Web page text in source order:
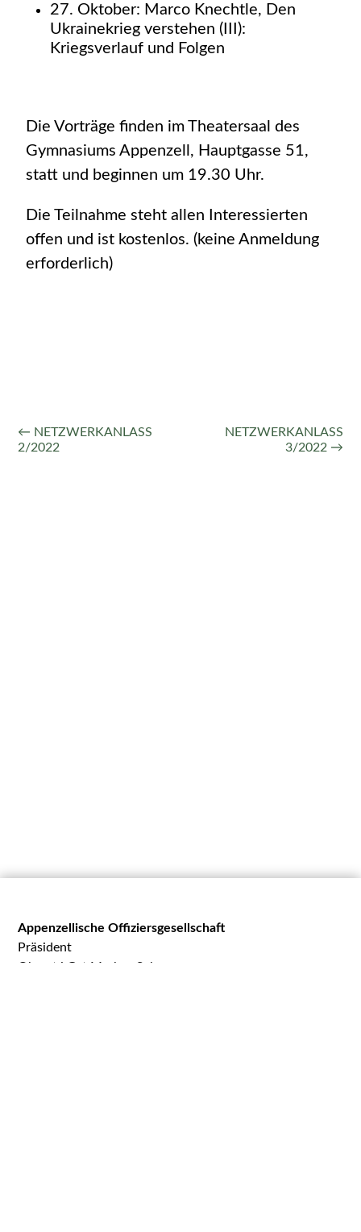
27. Oktober: Marco Knechtle, Den
Ukrainekrieg verstehen (III):
Kriegsverlauf und Folgen
Die Vorträge finden im Theatersaal des
Gymnasiums Appenzell, Hauptgasse 51,
statt und beginnen um 19.30 Uhr.
Die Teilnahme steht allen Interessierten
offen und ist kostenlos. (keine Anmeldung
erforderlich)
← NETZWERKANLASS
2/2022
NETZWERKANLASS
3/2022 →
Appenzellische Offiziersgesellschaft
Präsident
Oberst i Gst Markus Schegg